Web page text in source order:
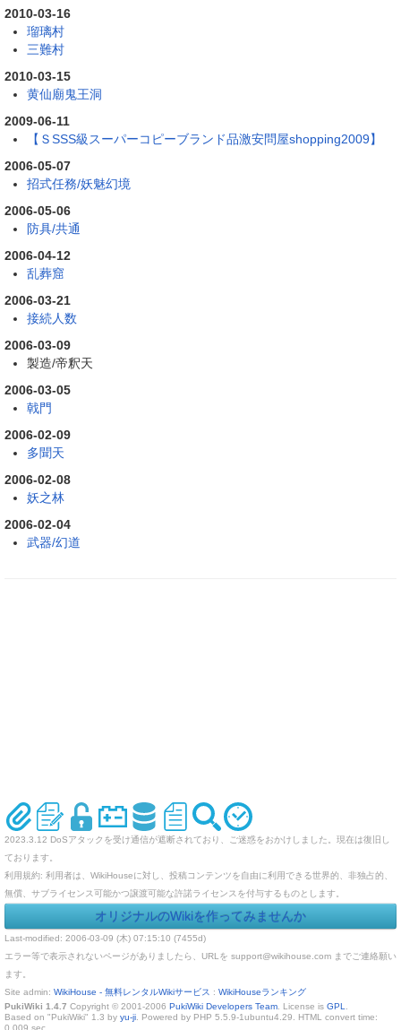
2010-03-16
瑠璃村
三難村
2010-03-15
黄仙廟鬼王洞
2009-06-11
【ＳSSS級スーパーコピーブランド品激安問屋shopping2009】
2006-05-07
招式任務/妖魅幻境
2006-05-06
防具/共通
2006-04-12
乱葬窟
2006-03-21
接続人数
2006-03-09
製造/帝釈天
2006-03-05
戟門
2006-02-09
多聞天
2006-02-08
妖之林
2006-02-04
武器/幻道
2023.3.12 DoSアタックを受け通信が遮断されており、ご迷惑をおかけしました。現在は復旧し
ております。
利用規約: 利用者は、WikiHouseに対し、投稿コンテンツを自由に利用できる世界的、非独占的、
無償、サブライセンス可能かつ譲渡可能な許諾ライセンスを付与するものとします。
オリジナルのWikiを作ってみませんか
Last-modified: 2006-03-09 (木) 07:15:10 (7455d)
エラー等で表示されないページがありましたら、URLを support@wikihouse.com までご連絡願い
ます。
Site admin: WikiHouse - 無料レンタルWikiサービス : WikiHouseランキング
PukiWiki 1.4.7 Copyright © 2001-2006 PukiWiki Developers Team . License is GPL
Based on "PukiWiki" 1.3 by yu-ji . Powered by PHP 5.5.9-1ubuntu4.29. HTML convert time:
0.009 sec.